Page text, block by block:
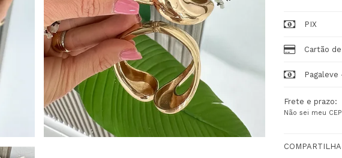
PIX
Cartão
Frete e prazo:
Não sei meu CEP